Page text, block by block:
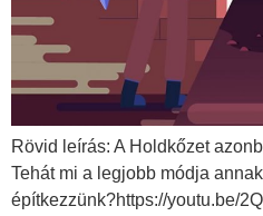
Rövid leírás: A Holdkőzet
Tehát mi a legjobb módja
építkezzünk?https://youtu.be/